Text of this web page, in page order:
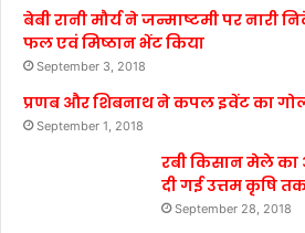
बेबी रानी मौर्य ने जन्माष्टमी पर नारी
फल एवं मिष्ठान भेंट किया
September 3, 2018
प्रणब और शिबनाथ ने कपल इवेंट का
September 1, 2018
रबी किसान मेले
दी गई उत्तम कृषि
September 28, 2018